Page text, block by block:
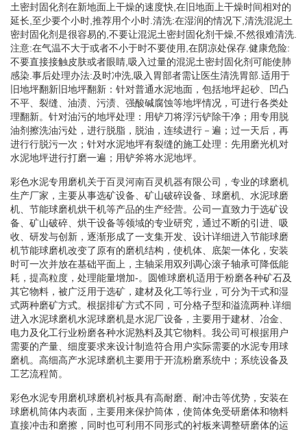
土密封固化剂在新地面上干燥的速度快,在旧地面上干燥时间相对的
延长,至少要个小时,推荐用个小时.清洗:在湿润的情况下,清洗混泥土
密封固化剂是很容易的,不要让混泥土密封固化剂干燥,不然很难清洗.
注意:在气温不大于或者不小于时不要使用,在阴凉处保存.健康危险:
不要直接接触皮肤或者眼睛,吸入过量的混泥土密封固化剂可能使肺
感染.事后处理办法:及时冲洗,吸入胃部者需让医生清洗胃部.适用于
旧地坪翻新旧地坪翻新：针对普通水泥地面，包括地坪起砂、凹凸
不平、裂缝、油渍、污渍、强酸碱腐蚀等地坪情况，可进行各类处
理翻新。针对油污的地坪处理：用铲刀将浮污铲除干净；用专用脱
油剂擦洗油污处，进行脱脂，脱油，连续进行－遍；过一天后，再
进行行脱污一次；针对水泥地坪有裂缝的施工处理：先用磨光机对
水泥地坪进行打磨一遍；用铲斧将水泥地坪。
彩色水泥专用磨机关于百灵河南百灵机器有限公司，专业的球磨机
生产厂家，主要从事选矿设备、矿山破碎设备、球磨机、水泥球磨
机、节能球磨机烘干机等产品的生产经营。公司一直致力于选矿设
备、矿山破碎、烘干设备等领域的专业研究，通过不断的引进、吸
收、研发与创新，逐渐形成了一支集开发、设计详细进入节能球磨
机节能球磨机改变了原有的磨机结构，使机体、底架一体化，安装
时可一次并放在基础平面上，主轴采用双列调心滚子轴承可降低能
耗，提高粒度，处理能量增加-。圆锥球磨机适用于粉磨各种矿石及
其它物料，被广泛用于选矿，建材及化工等行业，可分为干式和湿
式两种磨矿方式。根据排矿方式不同，可分格子型和溢流两种.详细
进入水泥球磨机水泥球磨机是水泥厂设备，主要用于建材、冶金、
电力及化工行业粉磨各种水泥熟料及其它物料。我公司可根据用户
需要的产量、细度要求来设计制造符合用户实际需要的水泥专用球
磨机。高细高产水泥球磨机主要用于开流粉磨系统中；系统设备及
工艺流程简。
彩色水泥专用磨机球磨机衬板具有高耐磨、耐冲击等优势，安装在
球磨机筒体内表面，主要用来保护筒体，使筒体免受研磨体和物料
直接冲击和磨擦，同时也可利用不同形式的衬板来调整研磨体的运